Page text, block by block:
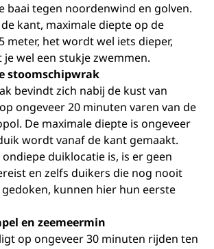
baai tegen noordenwind en golven.
kant, maximale diepte op de
meter, het wordt wel iets dieper,
wel een stukje zwemmen.
stoomschipwrak
bevindt zich nabij de kust van
ongeveer 20 minuten varen van de
De maximale diepte is ongeveer
wordt vanaf de kant gemaakt.
duiklocatie is, is er geen
en zelfs duikers die nog nooit
kunnen hier hun eerste
en zeemeermin
op ongeveer 30 minuten rijden ten